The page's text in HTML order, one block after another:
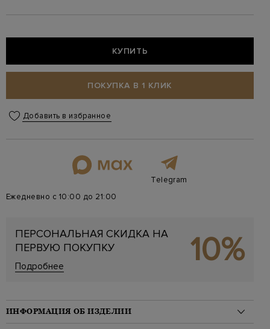
КУПИТЬ
ПОКУПКА В 1 КЛИК
Добавить в избранное
Telegram
Ежедневно с 10:00 до 21:00
ПЕРСОНАЛЬНАЯ СКИДКА НА
ПЕРВУЮ ПОКУПКУ
Подробнее 10%
ИНФОРМАЦИЯ ОБ ИЗДЕЛИИ